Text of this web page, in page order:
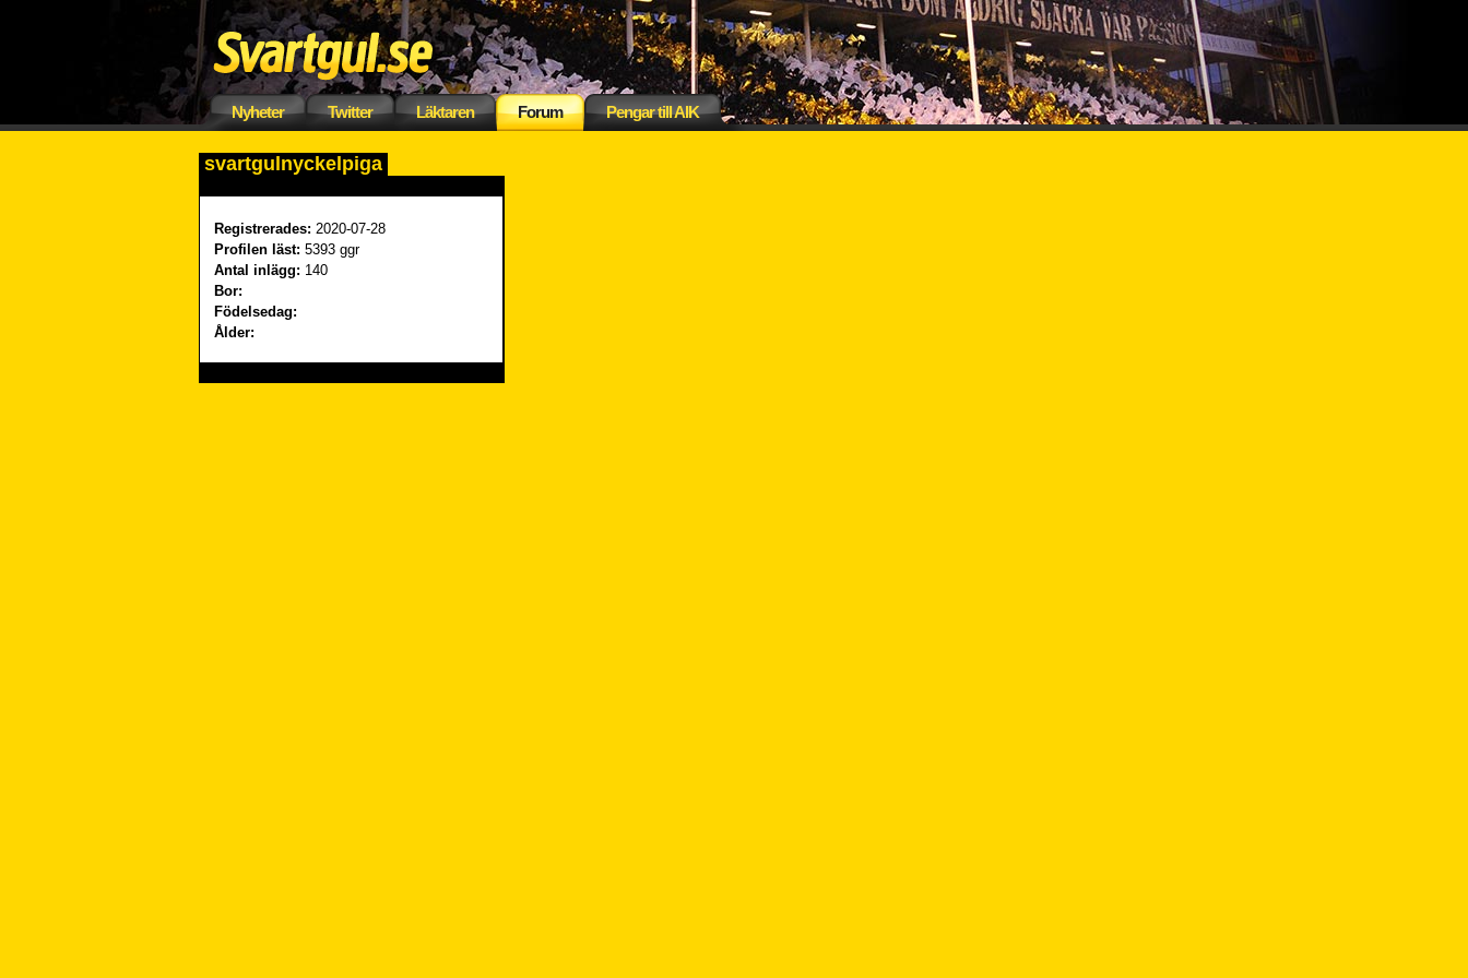
Nyheter Twitter Läktaren Forum Pengar till AIK
svartgulnyckelpiga
Registrerades: 2020-07-28
Profilen läst: 5393 ggr
Antal inlägg: 140
Bor:
Födelsedag:
Ålder: